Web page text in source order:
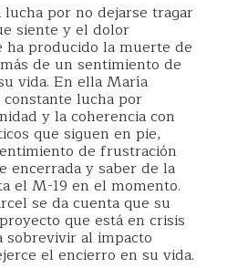
lucha por no dejarse tragar
siente y el dolor
producido la muerte de
de un sentimiento de
vida. En ella María
lucha por
y la coherencia con
que siguen en pie,
de frustración
encerrada y saber de la
el M-19 en el momento.
se da cuenta que su
que está en crisis
sobrevivir al impacto
el encierro en su vida.